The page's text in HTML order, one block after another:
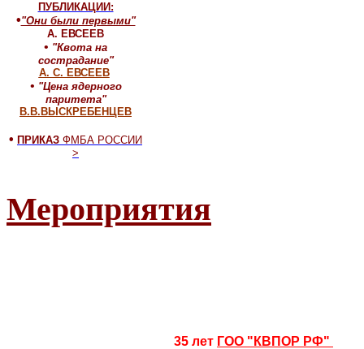
ПУБЛИКАЦИИ:
•"Они были первыми"
А. ЕВСЕЕВ
• "Квота на
сострадание"
А. С. ЕВСЕЕВ
• "Цена ядерного
паритета"
В.В.ВЫСКРЕБЕНЦЕВ
• ПРИКАЗ ФМБА РОССИИ
>
Мероприятия
35 лет ГОО "КВПОР РФ"